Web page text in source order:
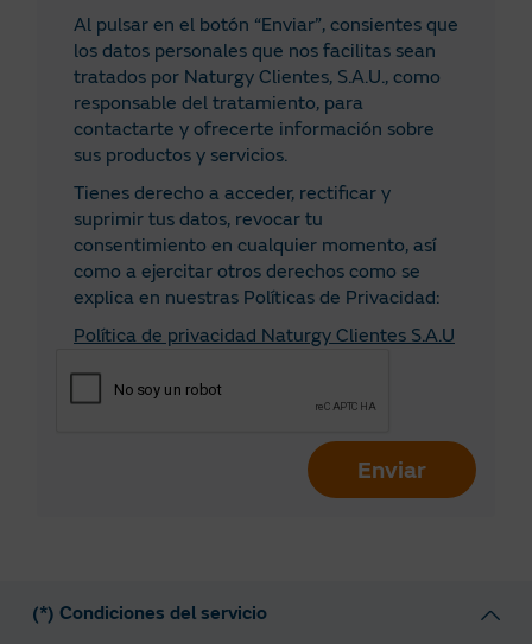
Al pulsar en el botón “Enviar”, consientes que
los datos personales que nos facilitas sean
tratados por Naturgy Clientes, S.A.U., como
responsable del tratamiento, para
contactarte y ofrecerte información sobre
sus productos y servicios.
Tienes derecho a acceder, rectificar y
suprimir tus datos, revocar tu
consentimiento en cualquier momento, así
como a ejercitar otros derechos como se
explica en nuestras Políticas de Privacidad:
Política de privacidad Naturgy Clientes S.A.U
Enviar
(*) Condiciones del servicio